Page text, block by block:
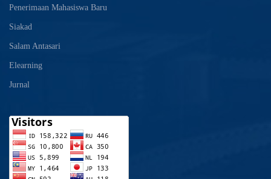
Penerimaan Mahasiswa Baru
Siakad
Salam Antasari
Elearning
Jurnal